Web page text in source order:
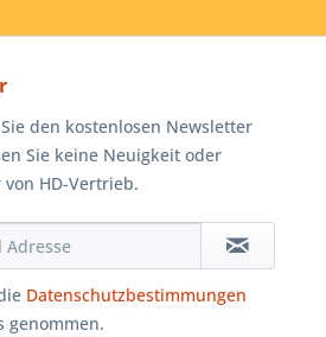
den kostenlosen Newsletter
Sie keine Neuigkeit oder
HD-Vertrieb.
Datenschutzbestimmungen
genommen.